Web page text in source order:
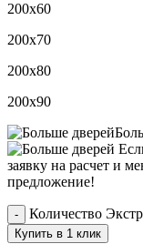
200х60
200х70
200х80
200х90
заявку на расчет и
предложение!
Количество
Купить в 1 клик